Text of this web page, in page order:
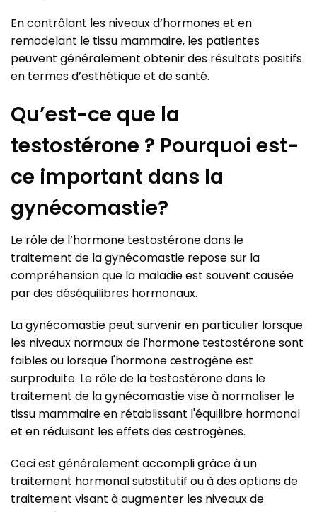
En contrôlant les niveaux d’hormones et en
remodelant le tissu mammaire, les patientes
peuvent généralement obtenir des résultats positifs
en termes d’esthétique et de santé.
Qu’est-ce que la
testostérone ? Pourquoi est-
ce important dans la
gynécomastie?
Le rôle de l’hormone testostérone dans le
traitement de la gynécomastie repose sur la
compréhension que la maladie est souvent causée
par des déséquilibres hormonaux.
La gynécomastie peut survenir en particulier lorsque
les niveaux normaux de l'hormone testostérone sont
faibles ou lorsque l'hormone œstrogène est
surproduite. Le rôle de la testostérone dans le
traitement de la gynécomastie vise à normaliser le
tissu mammaire en rétablissant l'équilibre hormonal
et en réduisant les effets des œstrogènes.
Ceci est généralement accompli grâce à un
traitement hormonal substitutif ou à des options de
traitement visant à augmenter les niveaux de